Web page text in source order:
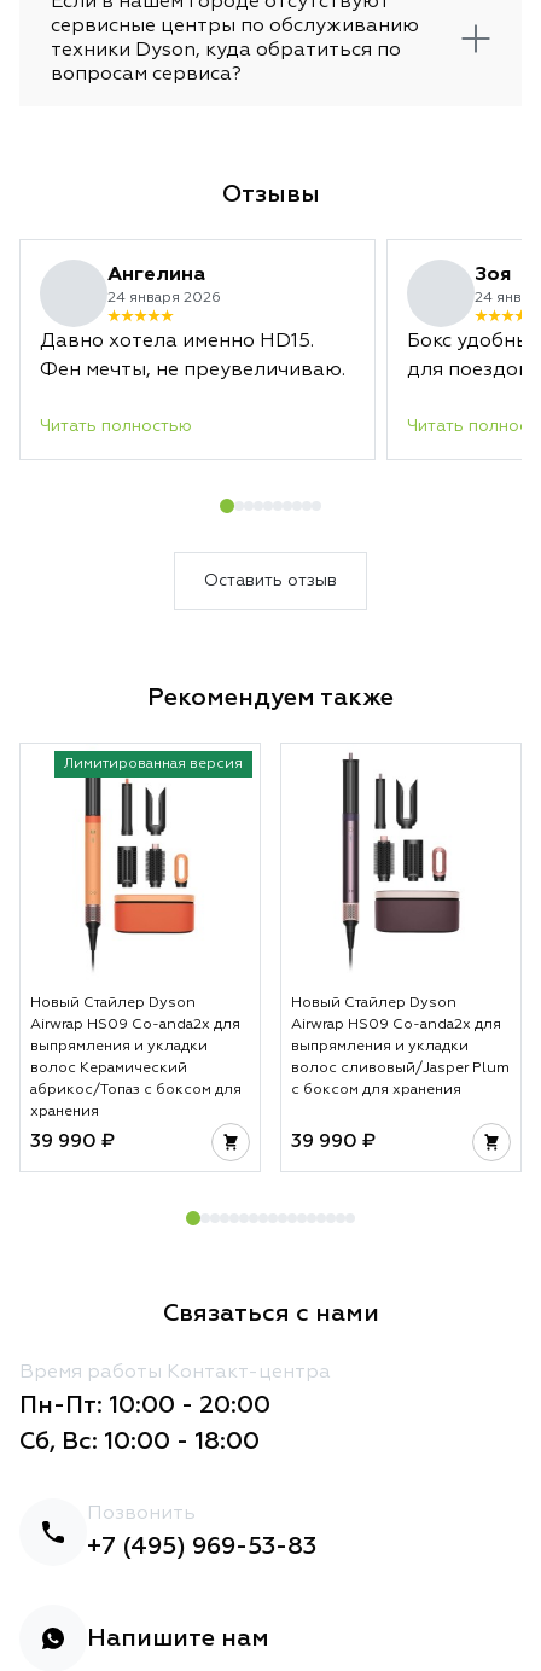
сервисные центры по обслуживанию
техники Dyson, куда обратиться по
вопросам сервиса?
Отзывы
Ангелина
24 января 2026
Давно хотела именно HD15.
Фен мечты, не преувеличиваю.
Читать полностью
Зоя
24
Бокс
для поездок.
Читать
Оставить отзыв
Рекомендуем также
Лимитированная версия
Новый Стайлер Dyson
Airwrap HS09 Co-anda2x для
выпрямления и укладки
волос Керамический
абрикос/Топаз с боксом для
хранения
39 990 ₽
Новый Стайлер Dyson
Airwrap HS09 Co-anda2x для
выпрямления и укладки
волос сливовый/Jasper Plum
с боксом для хранения
39 990 ₽
Связаться с нами
Время работы Контакт-центра
Пн-Пт: 10:00 - 20:00
Сб, Вс: 10:00 - 18:00
Позвонить
+7 (495) 969-53-83
Напишите нам